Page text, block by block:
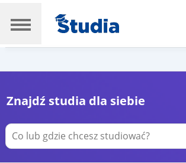
Znajdź studia dla siebie